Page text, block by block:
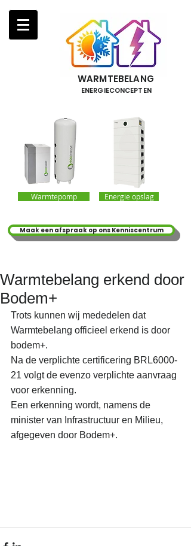
WARMTEBELANG
ENERGIECONCEPTEN
Warmtepomp Energie opslag
Maak een afspraak op ons Kenniscentrum
Warmtebelang erkend door
Bodem+
Trots kunnen wij mededelen dat
Warmtebelang officieel erkend is door
bodem+.
Na de verplichte certificering BRL6000-
21 volgt de evenzo verplichte aanvraag
voor erkenning.
Een erkenning wordt, namens de
minister van Infrastructuur en Milieu,
afgegeven door Bodem+.